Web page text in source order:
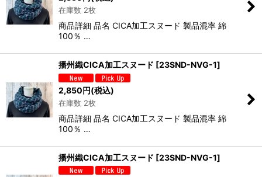
在庫数 2枚
商品詳細 品名 CICA加工スヌード 製品混率 綿
100％ …
播州織CICA加工スヌード [23SND-NVG-1]
2,850円(税込)
在庫数 2枚
商品詳細 品名 CICA加工スヌード 製品混率 綿
100％ …
播州織CICA加工スヌード [23SND-NVG-1]